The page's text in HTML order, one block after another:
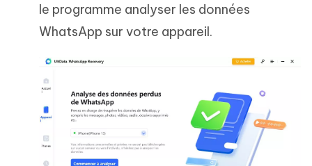
le programme analyser les données
WhatsApp sur votre appareil.